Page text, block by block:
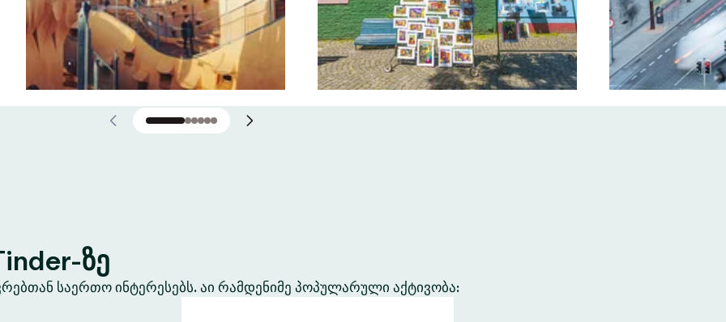
ზე
საერთო ინტერესებს. აი რამდენიმე პოპულარული აქტივობა: